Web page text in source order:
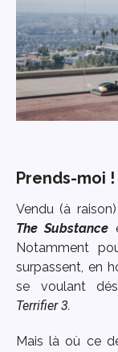
Prends-moi
Vendu (à
The Substance
Notamment
surpassent, en
se voulant
Terrifier 3.
Mais là où ce